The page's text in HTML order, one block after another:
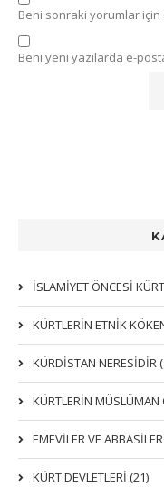
Beni sonraki yorumlar
Beni yeni yazılarda e-
İSLAMİYET ÖNCESİ
KÜRTLERIN ETNIK
KÜRDİSTAN NERESİDİR
KÜRTLERİN MÜSLÜMAN
EMEVİLER VE
KÜRT DEVLETLERİ (21)